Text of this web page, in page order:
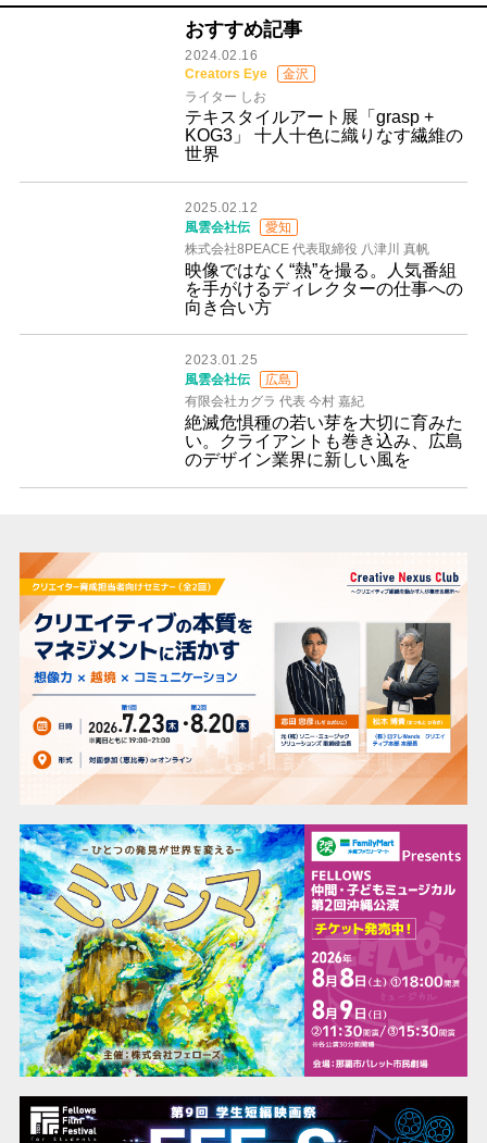
おすすめ記事
2024.02.16
Creators Eye
金沢
ライター しお
テキスタイルアート展「grasp +
KOG3」 十人十色に織りなす繊維の
世界
2025.02.12
風雲会社伝
愛知
株式会社8PEACE 代表取締役 八津川 真帆
映像ではなく“熱”を撮る。人気番組
を手がけるディレクターの仕事への
向き合い方
2023.01.25
風雲会社伝
広島
有限会社カグラ 代表 今村 嘉紀
絶滅危惧種の若い芽を大切に育みた
い。クライアントも巻き込み、広島
のデザイン業界に新しい風を